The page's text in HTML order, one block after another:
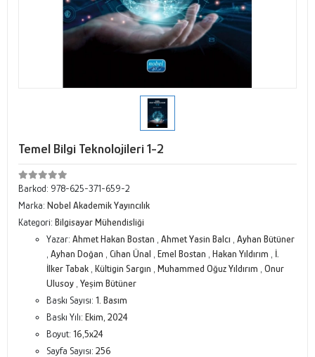
Temel Bilgi Teknolojileri 1-2
Barkod: 978-625-371-659-2
Marka: Nobel Akademik Yayıncılık
Kategori: Bilgisayar Mühendisliği
Yazar: Ahmet Hakan Bostan Ahmet Yasin Balcı
Ayhan Bütüner
Ayhan Doğan Cihan Ünal Emel Bostan Hakan Yıldırım
İ.
İlker Tabak Kültigin Sargın Muhammed Oğuz Yıldırım
Onur
Ulusoy Yeşim Bütüner
Baskı Sayısı: 1. Basım
Baskı Yılı: Ekim, 2024
Boyut: 16,5x24
Sayfa Sayısı: 256